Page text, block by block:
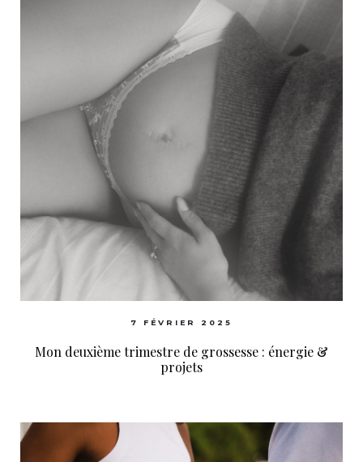
7 FÉVRIER 2025
Mon deuxième trimestre de grossesse : énergie &
projets